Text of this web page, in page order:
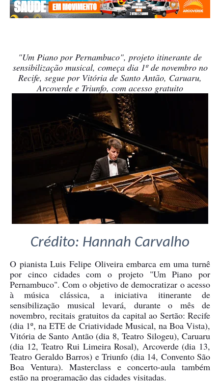
"Um Piano por Pernambuco", projeto itinerante de
sensibilização musical, começa dia 1º de novembro no
Recife, segue por Vitória de Santo Antão, Caruaru,
Arcoverde e Triunfo, com acesso gratuito
Crédito: Hannah Carvalho
O pianista Luis Felipe Oliveira embarca em uma turnê
por cinco cidades com o projeto "Um Piano por
Pernambuco". Com o objetivo de democratizar o acesso
à música clássica, a iniciativa itinerante de
sensibilização musical levará, durante o mês de
novembro, recitais gratuitos da capital ao Sertão: Recife
(dia 1º, na ETE de Criatividade Musical, na Boa Vista),
Vitória de Santo Antão (dia 8, Teatro Silogeu), Caruaru
(dia 12, Teatro Rui Limeira Rosal), Arcoverde (dia 13,
Teatro Geraldo Barros) e Triunfo (dia 14, Convento São
Boa Ventura). Masterclass e concerto-aula também
estão na programação das cidades visitadas.